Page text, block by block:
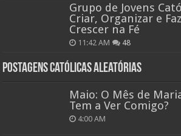
Grupo de Jovens
Criar, Organizar e
Crescer na Fé
11:42 AM 48
Postagens católicas aleatórias
Maio: O Mês de
Tem a Ver Comigo?
4:00 AM